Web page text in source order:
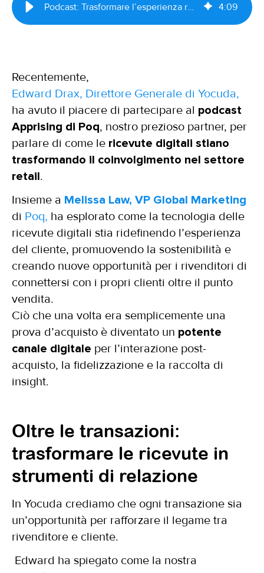
Podcast: Trasformare l’esperienza retail con le ricevute digitali 4:09
Recentemente,
Edward Drax, Direttore Generale di Yocuda,
ha avuto il piacere di partecipare al podcast
Apprising di Poq, nostro prezioso partner, per
parlare di come le ricevute digitali stiano
trasformando il coinvolgimento nel settore
retail.
Insieme a Melissa Law, VP Global Marketing
di Poq, ha esplorato come la tecnologia delle
ricevute digitali stia ridefinendo l’esperienza
del cliente, promuovendo la sostenibilità e
creando nuove opportunità per i rivenditori di
connettersi con i propri clienti oltre il punto
vendita.
Ciò che una volta era semplicemente una
prova d’acquisto è diventato un potente
canale digitale per l’interazione post-
acquisto, la fidelizzazione e la raccolta di
insight.
Oltre le transazioni:
trasformare le ricevute in
strumenti di relazione
In Yocuda crediamo che ogni transazione sia
un’opportunità per rafforzare il legame tra
rivenditore e cliente.
Edward ha spiegato come la nostra